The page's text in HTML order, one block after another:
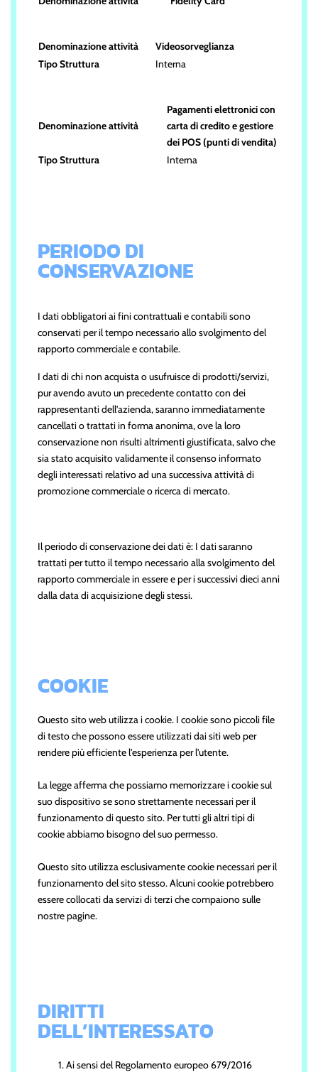
Denominazione attività
Videosorveglianza
Tipo Struttura
Interna
Denominazione attività
Pagamenti elettronici con
carta di credito e gestiore
dei POS (punti di vendita)
Tipo Struttura
Interna
PERIODO DI
CONSERVAZIONE
I dati obbligatori ai fini contrattuali e contabili sono
conservati per il tempo necessario allo svolgimento del
rapporto commerciale e contabile.
I dati di chi non acquista o usufruisce di prodotti/servizi,
pur avendo avuto un precedente contatto con dei
rappresentanti dell’azienda, saranno immediatamente
cancellati o trattati in forma anonima, ove la loro
conservazione non risulti altrimenti giustificata, salvo che
sia stato acquisito validamente il consenso informato
degli interessati relativo ad una successiva attività di
promozione commerciale o ricerca di mercato.
Il periodo di conservazione dei dati è: I dati saranno
trattati per tutto il tempo necessario alla svolgimento del
rapporto commerciale in essere e per i successivi dieci anni
dalla data di acquisizione degli stessi.
COOKIE
Questo sito web utilizza i cookie. I cookie sono piccoli file
di testo che possono essere utilizzati dai siti web per
rendere più efficiente l'esperienza per l'utente.
La legge afferma che possiamo memorizzare i cookie sul
suo dispositivo se sono strettamente necessari per il
funzionamento di questo sito. Per tutti gli altri tipi di
cookie abbiamo bisogno del suo permesso.
Questo sito utilizza esclusivamente cookie necessari per il
funzionamento del sito stesso. Alcuni cookie potrebbero
essere collocati da servizi di terzi che compaiono sulle
nostre pagine.
DIRITTI
DELL’INTERESSATO
Ai sensi del Regolamento europeo 679/2016